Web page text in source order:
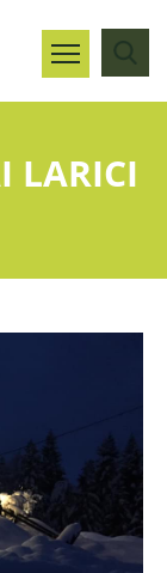
LARICI